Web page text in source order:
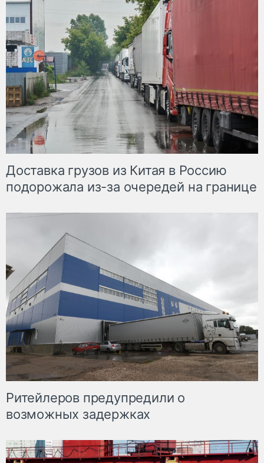
Доставка грузов из Китая в Россию
подорожала из-за очередей на границе
Ритейлеров предупредили о
возможных задержках